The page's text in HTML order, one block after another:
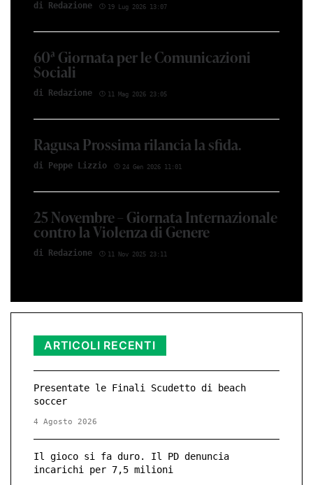
di Red­azio­ne 19 Lug 2026 13:07
60ª Giornata per le Comunicazioni
Sociali
di Red­azio­ne 11 Mag 2026 23:05
Ragusa Prossima rilancia la sfida.
di Peppe Li­z­zio 24 Gen 2026 11:01
25 Novembre – Giornata Internazionale
contro la Violenza di Genere
di Red­azio­ne 11 Nov 2025 23:11
ARTICOLI RECENTI
Presentate le Finali Scudetto di beach
soccer
4 Agosto 2026
Il gioco si fa duro. Il PD denuncia
incarichi per 7,5 milioni